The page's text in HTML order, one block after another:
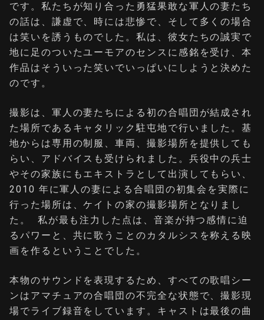
です。私たちが知り合った勇猛果敢な軍人の妻たち
の話は、謙虚で、時には悲惨で、そして多くの場合
は笑いを誘うものでした。私は、彼女たちの誠実で
地に足のついたユーモアのセンスに感銘を受け、本
作品はそういった笑いでいっぱいにしようと決めた
のです。
撮影は、軍人の妻たちによる初の合唱団が結成され
た場所であるキャタリック駐屯地で行いました。基
地からは専用の制服、車両、撮影場所を提供しても
らい、アドバイスも受けられました。兵役中の兵士
やその家族にもエキストラとして出演してもらい、
2010 年に軍人の妻による合唱団の初集会を実際に
行った場所は、ケイトの家の撮影場所となりまし
た。 私が最も注力した点は、音楽が持つ感情に迫
るパワーと、共に歌うことのカタルシスを称える映
画を作るということでした。
本物のサウンドを表現するため、すべての歌唱シー
ンはアマチュアの合唱団の不完全な状態で、撮影現
場でライブ録音をしています。キャストは最後の曲